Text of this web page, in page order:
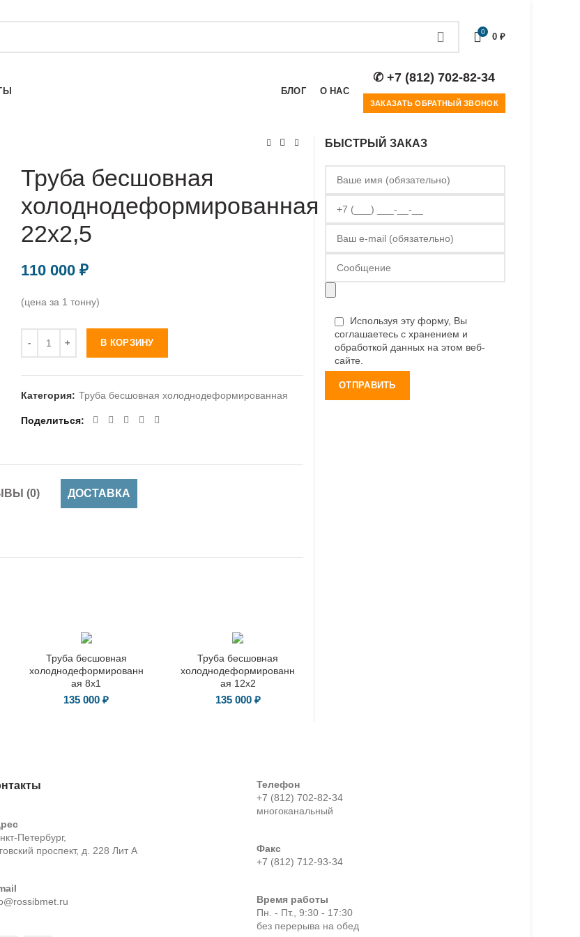
0 0 ₽
БЛОГ О НАС
✆ +7 (812) 702-82-34
ЗАКАЗАТЬ ОБРАТНЫЙ ЗВОНОК
Труба бесшовная
холоднодеформированная
22х2,5
110 000 ₽
(цена за 1 тонну)
В КОРЗИНУ
Категория: Труба бесшовная холоднодеформированная
Поделиться
(0) ДОСТАВКА
Труба бесшовная
холоднодеформированн
ая 8х1
135 000₽
Труба бесшовная
холоднодеформированн
ая 12х2
135 000 ₽
БЫСТРЫЙ ЗАКАЗ
Используя эту форму, Вы
соглашаетесь с хранением и
обработкой данных на этом веб-
сайте.
Петербург,
проспект, д. 228 Лит А
Телефон
+7 (812) 702-82-34
многоканальный
Факс
+7 (812) 712-93-34
Время работы
Пн. - Пт., 9:30 - 17:30
без перерыва на обед